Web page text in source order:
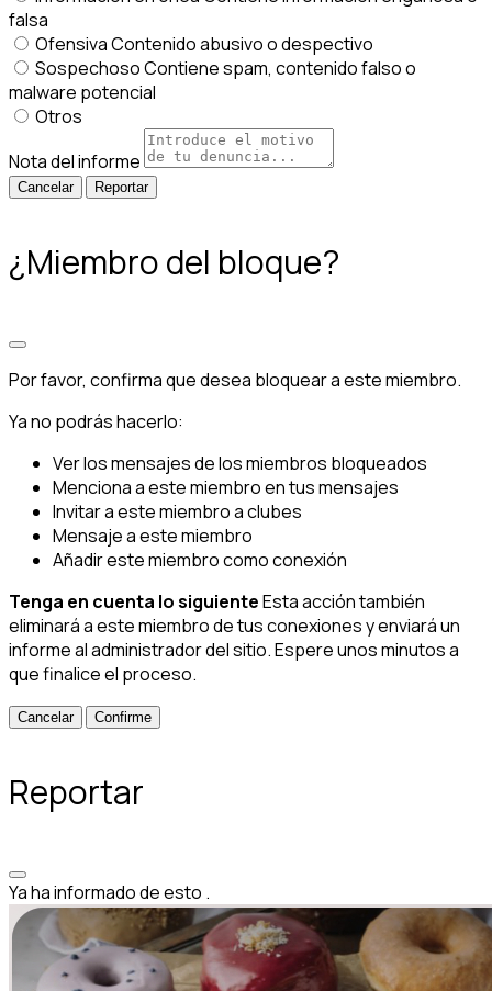
falsa
OfensivaContenido abusivo o despectivo
SospechosoContiene spam, contenido falso o
malware potencial
Otros
Nota del informe
Reportar
¿Miembro del bloque?
Por favor, confirma que desea bloquear a este miembro.
Ya no podrás hacerlo:
Ver los mensajes de los miembros bloqueados
Menciona a este miembro en tus mensajes
Invitar a este miembro a clubes
Mensaje a este miembro
Añadir este miembro como conexión
Tenga en cuenta lo siguienteEsta acción también
eliminará a este miembro de tus conexiones y enviará un
informe al administrador del sitio. Espere unos minutos a
que finalice el proceso.
Confirme
Reportar
Ya ha informado de esto .